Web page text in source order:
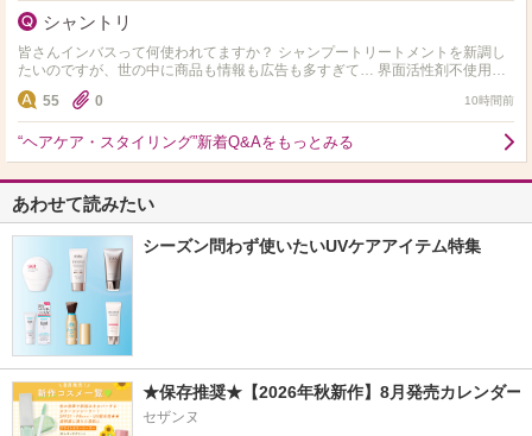
シャントリ
皆さんインバスって何使われてますか？ シャンプートリートメントを新調し
たいのですが、世の中に商品も情報も広告も多すぎて… 界面活性剤不使用や
ノンシリコン、アミノ酸系など色々ありますが、…
55 0 10時間前
“ヘアケア・スタイリング”新着Q&Aをもっとみる
あわせて読みたい
シーズン問わず使いたいUVケアアイテム特集
★保存推奨★【2026年秋新作】8月発売カレンダー
セザンヌ